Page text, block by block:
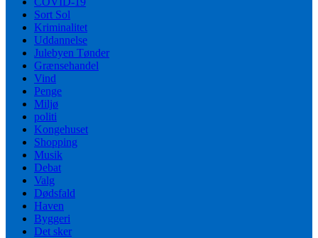
Sort Sol
Kriminalitet
Uddannelse
Julebyen Tønder
Grænsehandel
Vind
Penge
Miljø
politi
Kongehuset
Shopping
Musik
Debat
Valg
Dødsfald
Haven
Byggeri
Det sker